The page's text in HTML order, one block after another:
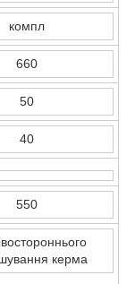
компл
660
50
40
550
керма